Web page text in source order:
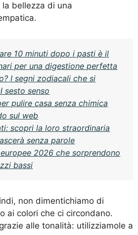
la bellezza di una
10 minuti dopo i pasti è il
per una digestione perfetta
I segni zodiacali che si
sesto senso
pulire casa senza chimica
sul web
scopri la loro straordinaria
senza parole
2026 che sorprendono
bassi
non dimentichiamo di
ai colori che ci circondano.
alle tonalità: utilizziamole a